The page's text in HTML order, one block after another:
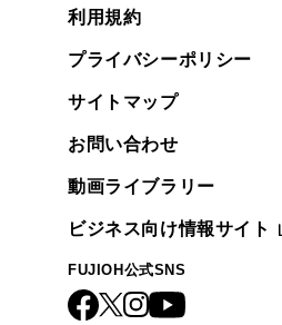
利用規約
プライバシーポリシー
サイトマップ
お問い合わせ
動画ライブラリー
ビジネス向け情報サイト
FUJIOH公式SNS